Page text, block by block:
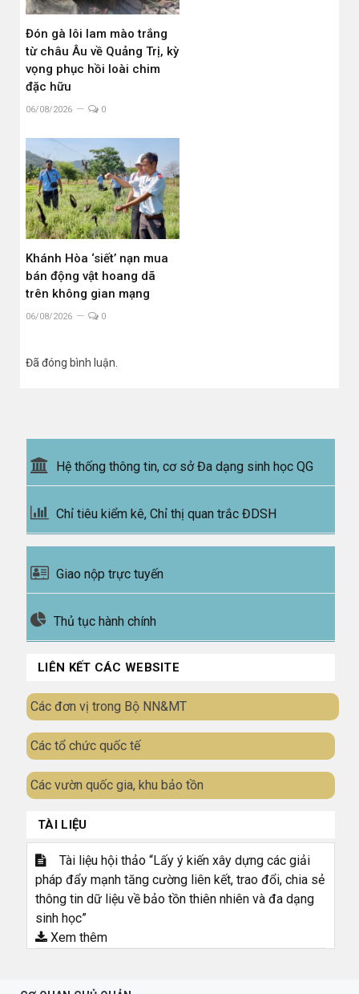
Đón gà lôi lam mào trắng
từ châu Âu về Quảng Trị, kỳ
vọng phục hồi loài chim
đặc hữu
06/08/2026 0
Khánh Hòa ‘siết’ nạn mua
bán động vật hoang dã
trên không gian mạng
06/08/2026 0
Đã đóng bình luận.
Hệ thống thông tin, cơ sở Đa dạng sinh học QG
Chỉ tiêu kiểm kê, Chỉ thị quan trắc ĐDSH
Giao nộp trực tuyến
Thủ tục hành chính
LIÊN KẾT CÁC WEBSITE
Các đơn vị trong Bộ NN&MT
Các tổ chức quốc tế
Các vườn quốc gia, khu bảo tồn
TÀI LIỆU
Tài liệu hội thảo “Lấy ý kiến xây dựng các giải
pháp đẩy mạnh tăng cường liên kết, trao đổi, chia sẻ
thông tin dữ liệu về bảo tồn thiên nhiên và đa dạng
sinh học”
Xem thêm